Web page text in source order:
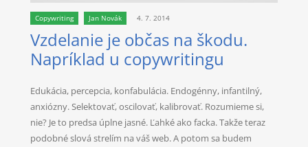
Copywriting Jan Novák 4. 7. 2014
Vzdelanie je občas na škodu.
Napríklad u copywritingu
Edukácia, percepcia, konfabulácia. Endogénny, infantilný,
anxiózny. Selektovať, oscilovať, kalibrovať. Rozumieme si,
nie? Je to predsa úplne jasné. Ľahké ako facka. Takže teraz
podobné slová strelím na váš web. A potom sa budem